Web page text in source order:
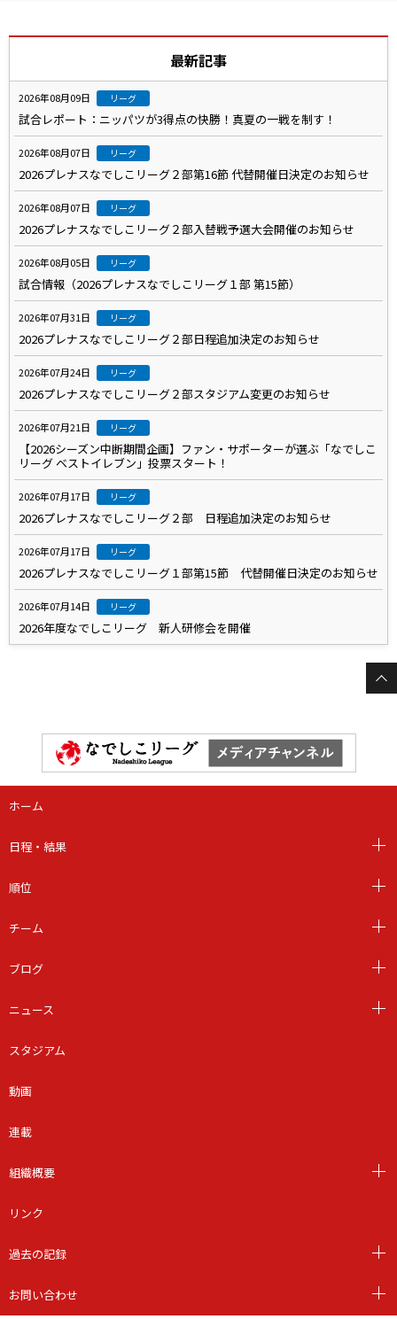
最新記事
2026年08月09日 リーグ
試合レポート：ニッパツが3得点の快勝！真夏の一戦を制す！
2026年08月07日 リーグ
2026プレナスなでしこリーグ２部第16節 代替開催日決定のお知らせ
2026年08月07日 リーグ
2026プレナスなでしこリーグ２部入替戦予選大会開催のお知らせ
2026年08月05日 リーグ
試合情報（2026プレナスなでしこリーグ１部 第15節）
2026年07月31日 リーグ
2026プレナスなでしこリーグ２部日程追加決定のお知らせ
2026年07月24日 リーグ
2026プレナスなでしこリーグ２部スタジアム変更のお知らせ
2026年07月21日 リーグ
【2026シーズン中断期間企画】ファン・サポーターが選ぶ「なでしこ
リーグ ベストイレブン」投票スタート！
2026年07月17日 リーグ
2026プレナスなでしこリーグ２部 日程追加決定のお知らせ
2026年07月17日 リーグ
2026プレナスなでしこリーグ１部第15節 代替開催日決定のお知らせ
2026年07月14日 リーグ
2026年度なでしこリーグ 新人研修会を開催
ホーム
日程・結果
順位
チーム
ブログ
ニュース
スタジアム
動画
連載
組織概要
リンク
過去の記録
お問い合わせ